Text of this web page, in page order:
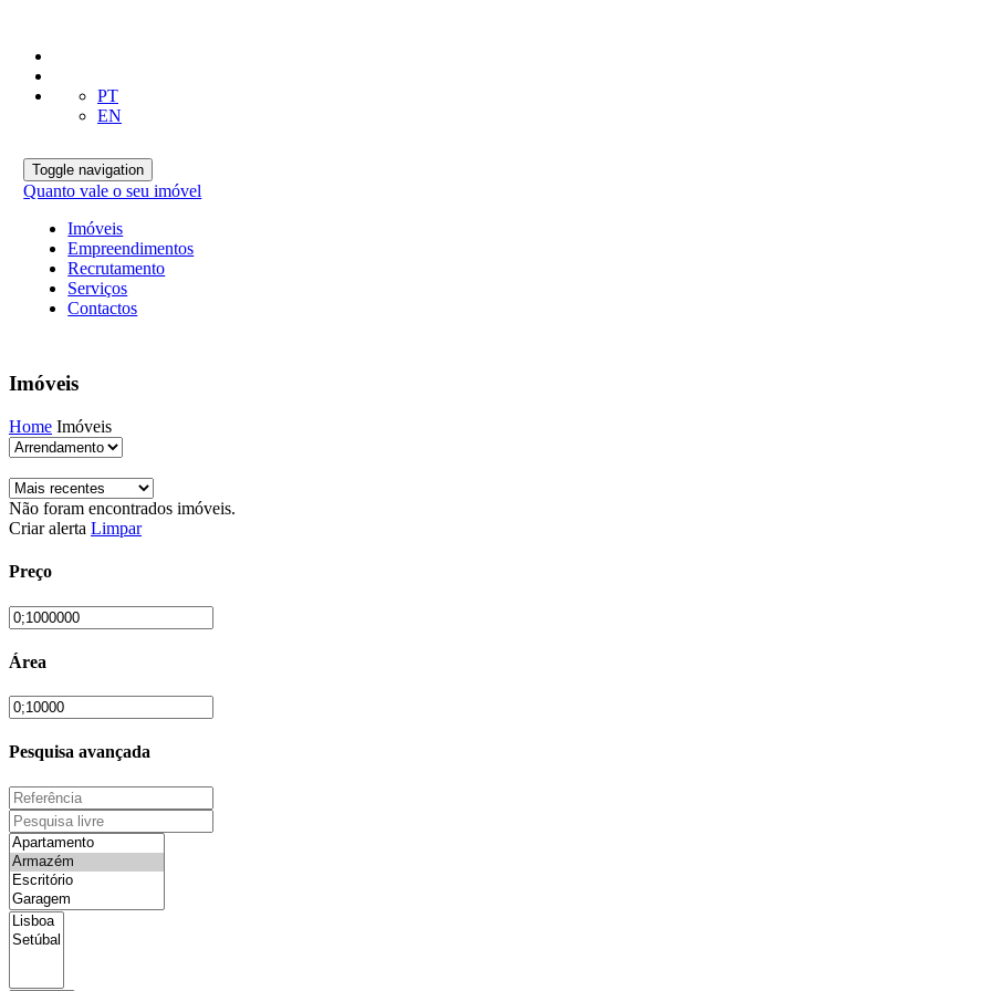
PT
EN
Toggle navigation
Quanto vale o seu imóvel
Imóveis
Empreendimentos
Recrutamento
Serviços
Contactos
Imóveis
Home Imóveis
Não foram encontrados imóveis.
Criar alerta Limpar
Preço
Área
Pesquisa avançada